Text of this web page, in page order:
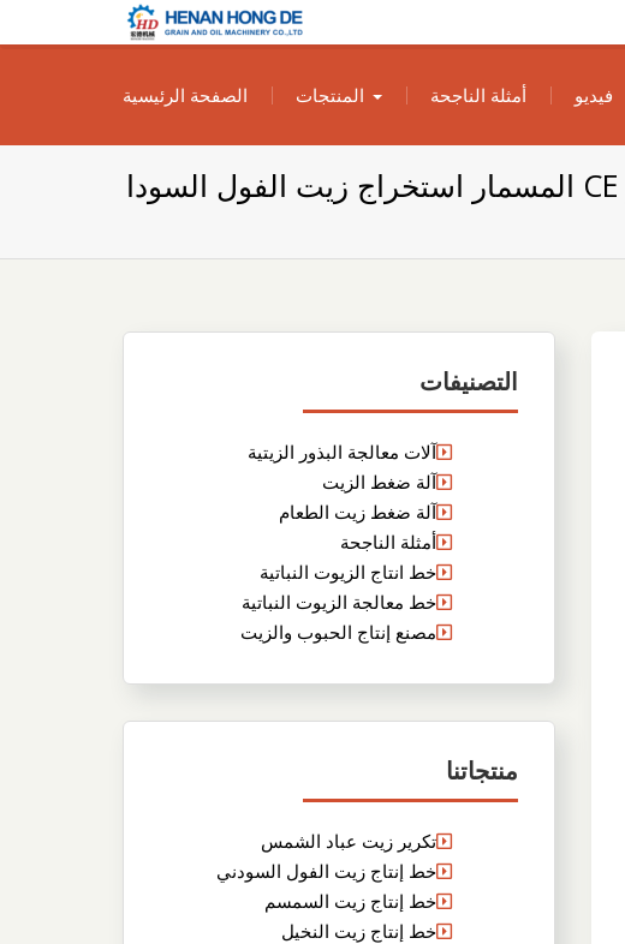
الزيوت النباتية
الخاص بك
الصفحة الرئيسية
المنتجات أمثلة الناجحة فيديو
وافق المصدر CE المسمار استخراج زيت الفول السودا
التصنيفات
آلات معالجة البذور الزيتية
آلة ضغط الزيت
آلة ضغط زيت الطعام
أمثلة الناجحة
خط انتاج الزيوت النباتية
خط معالجة الزيوت النباتية
مصنع إنتاج الحبوب والزيت
منتجاتنا
تكرير زيت عباد الشمس
خط إنتاج زيت الفول السودني
خط إنتاج زيت السمسم
خط إنتاج زيت النخيل